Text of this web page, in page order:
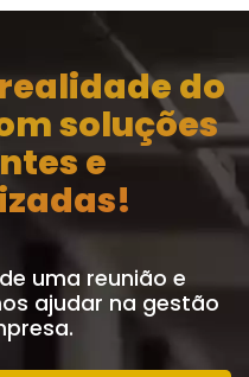
do
soluções
e
uma reunião e
ajudar na gestão